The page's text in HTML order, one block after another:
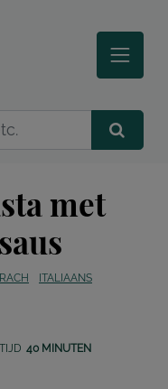
met
ITALIAANS
40 MINUTEN